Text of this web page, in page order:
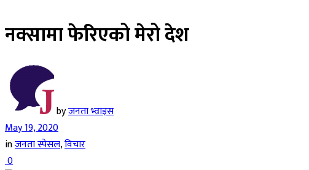
नक्सामा फेरिएको मेरो देश
byजनता भ्वाइस
May 19, 2020
inजनता स्पेसल,विचार
0